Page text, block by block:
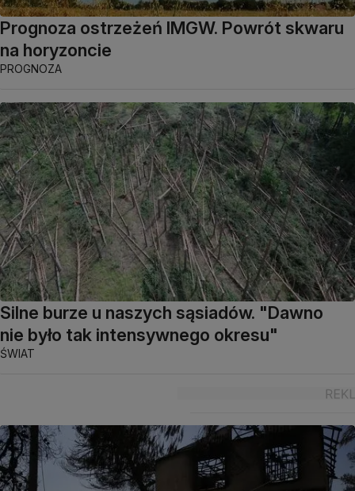
Prognoza ostrzeżeń IMGW. Powrót skwaru
na horyzoncie
PROGNOZA
Silne burze u naszych sąsiadów. "Dawno
nie było tak intensywnego okresu"
ŚWIAT